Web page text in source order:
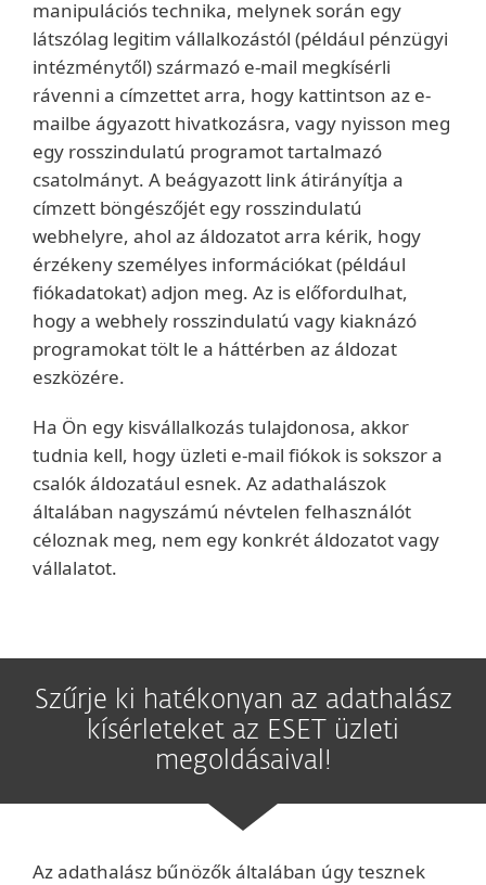
manipulációs technika, melynek során egy
látszólag legitim vállalkozástól (például pénzügyi
intézménytől) származó e-mail megkísérli
rávenni a címzettet arra, hogy kattintson az e-
mailbe ágyazott hivatkozásra, vagy nyisson meg
egy rosszindulatú programot tartalmazó
csatolmányt. A beágyazott link átirányítja a
címzett böngészőjét egy rosszindulatú
webhelyre, ahol az áldozatot arra kérik, hogy
érzékeny személyes információkat (például
fiókadatokat) adjon meg. Az is előfordulhat,
hogy a webhely rosszindulatú vagy kiaknázó
programokat tölt le a háttérben az áldozat
eszközére.
Ha Ön egy kisvállalkozás tulajdonosa, akkor
tudnia kell, hogy üzleti e-mail fiókok is sokszor a
csalók áldozatául esnek. Az adathalászok
általában nagyszámú névtelen felhasználót
céloznak meg, nem egy konkrét áldozatot vagy
vállalatot.
Szűrje ki hatékonyan az adathalász
kísérleteket az ESET üzleti
megoldásaival!
Az adathalász bűnözők általában úgy tesznek